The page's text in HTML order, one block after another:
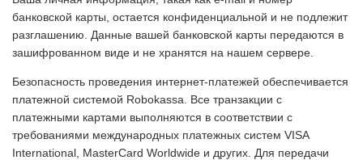
банковской карты, остается конфиденциальной и не подлежит
разглашению. Данные вашей банковской карты передаются в
зашифрованном виде и не хранятся на нашем сервере.
Безопасность проведения интернет-платежей обеспечивается
платежной системой Robokassa. Все транзакции с
платежными картами выполняются в соответствии с
требованиями международных платежных систем VISA
International, MasterCard Worldwide и других. Для передачи